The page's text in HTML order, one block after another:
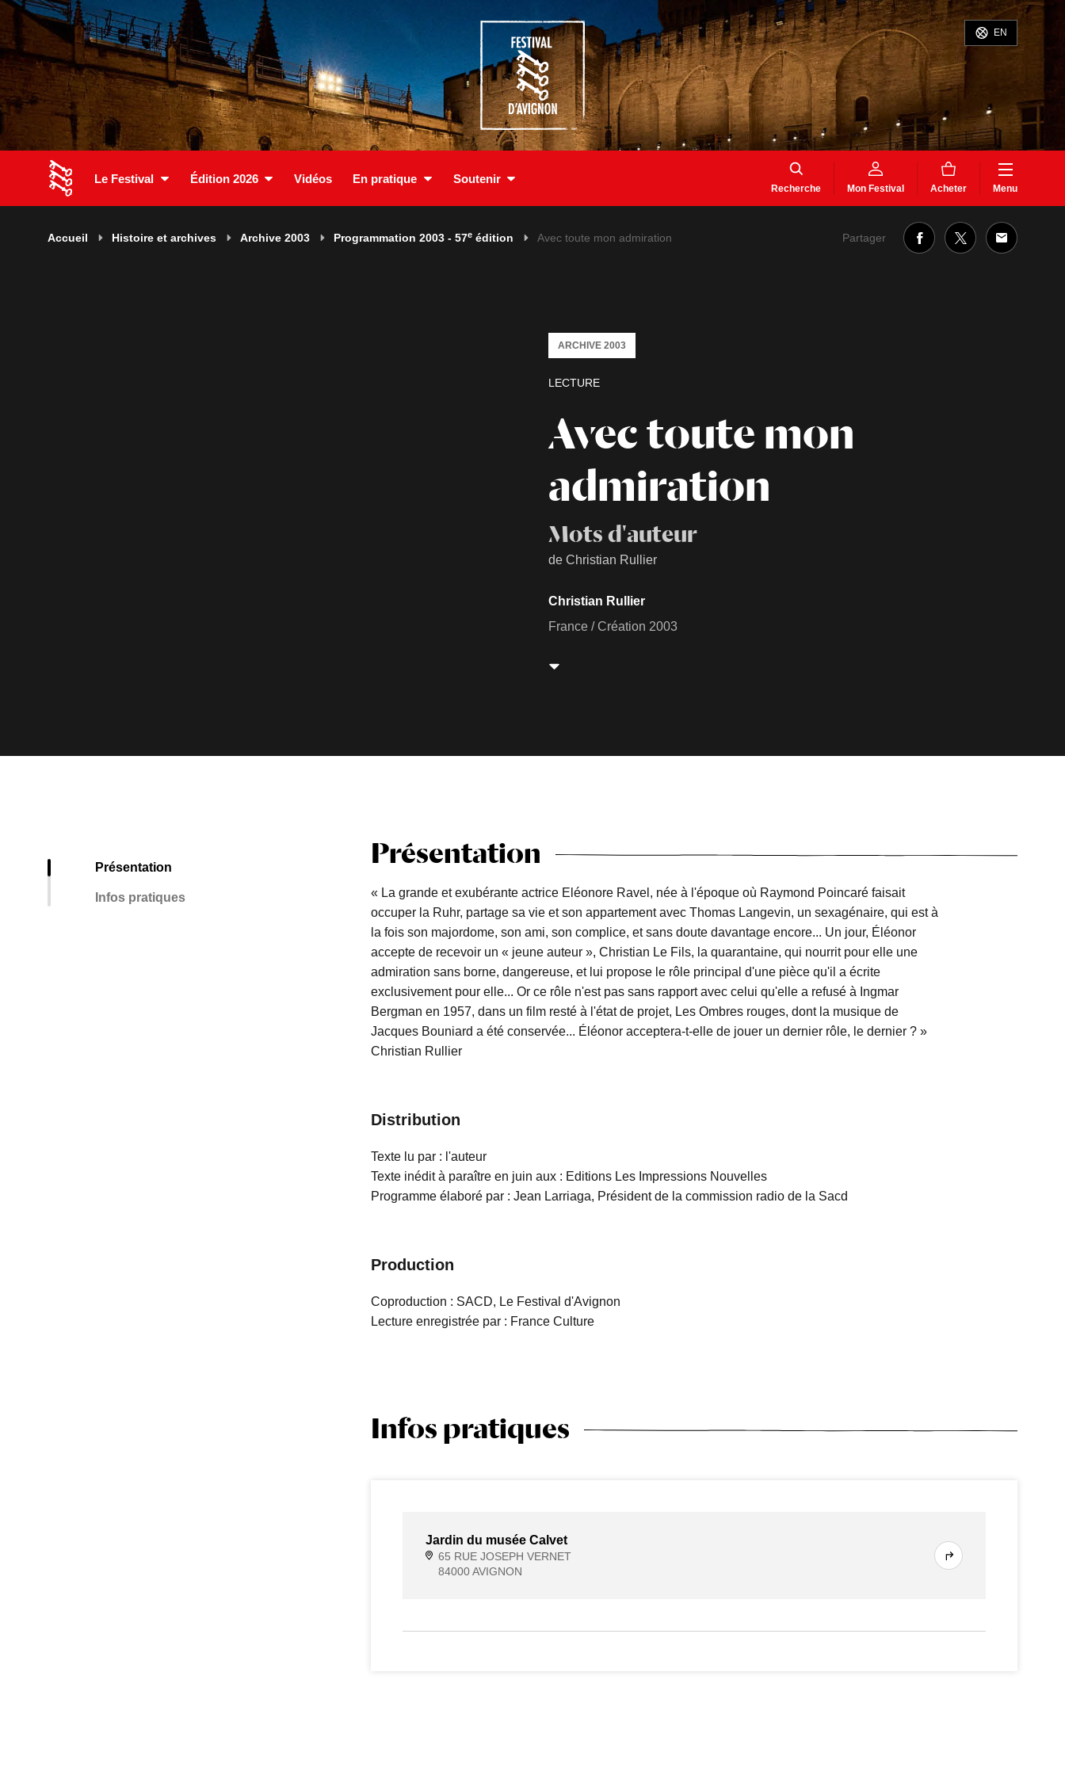
EN
Le Festival Édition 2026 Vidéos En pratique Soutenir
Recherche Mon Festival Acheter Menu
Accueil Histoire et archives Archive 2003 Programmation 2003 - 57e édition Avec toute mon admiration Partager
Avec toute mon
admiration
Mots d'auteur
de Christian Rullier
LECTURE
ARCHIVE 2003
Christian Rullier
France / Création 2003
Présentation
Infos pratiques
Présentation
« La grande et exubérante actrice Eléonore Ravel, née à l'époque où Raymond Poincaré faisait
occuper la Ruhr, partage sa vie et son appartement avec Thomas Langevin, un sexagénaire, qui est à
la fois son majordome, son ami, son complice, et sans doute davantage encore... Un jour, Éléonor
accepte de recevoir un « jeune auteur », Christian Le Fils, la quarantaine, qui nourrit pour elle une
admiration sans borne, dangereuse, et lui propose le rôle principal d'une pièce qu'il a écrite
exclusivement pour elle... Or ce rôle n'est pas sans rapport avec celui qu'elle a refusé à Ingmar
Bergman en 1957, dans un film resté à l'état de projet, Les Ombres rouges, dont la musique de
Jacques Bouniard a été conservée... Éléonor acceptera-t-elle de jouer un dernier rôle, le dernier ? »
Christian Rullier
Distribution
Texte lu par : l'auteur
Texte inédit à paraître en juin aux : Editions Les Impressions Nouvelles
Programme élaboré par : Jean Larriaga, Président de la commission radio de la Sacd
Production
Coproduction : SACD, Le Festival d'Avignon
Lecture enregistrée par : France Culture
Infos pratiques
Jardin du musée Calvet
65 RUE JOSEPH VERNET
84000 AVIGNON